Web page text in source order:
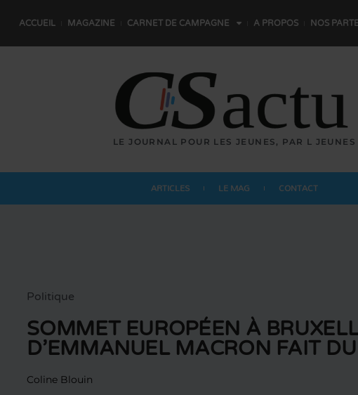
ACCUEIL MAGAZINE CARNET DE CAMPAGNE A PROPOS NOS
LE JOURNAL POUR LES JEUNES, P A R L E S
ARTICLES LE MAG CONTACT
Politique
SOMMET EUROPÉEN À
D’EMMANUEL MACRON FAIT
Coline Blouin